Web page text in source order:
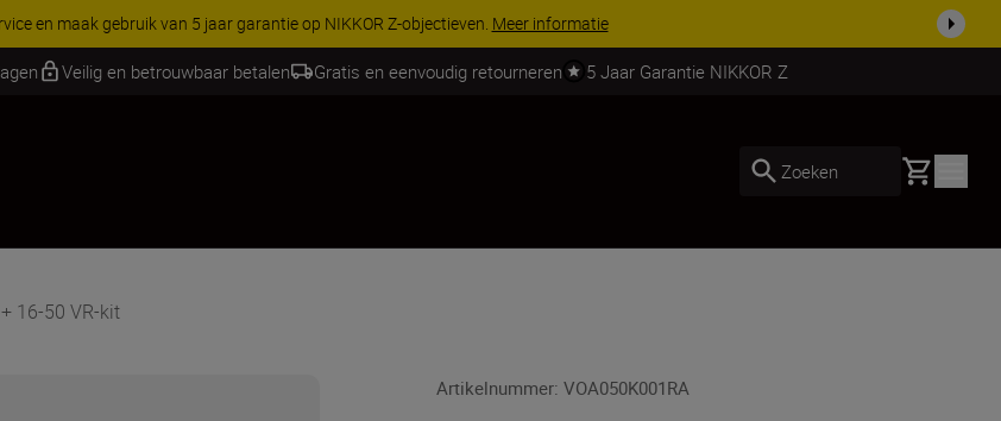
en maak gebruik van 5 jaar garantie op NIKKOR Z-objectieven. Meer informatie
Veilig en betrouwbaar betalen Gratis en eenvoudig retourneren 5 Jaar Garantie NIKKOR Z
Zoeken Basket
16-50 VR-kit
Artikelnummer:VOA050K001RA